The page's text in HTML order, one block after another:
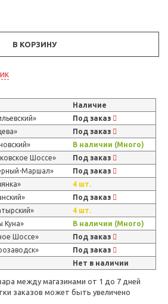
В КОРЗИНУ
Наличие
Под заказ
Под заказ
В наличии (Много)
Шоссе»
Под заказ
Маршал»
Под заказ
4 шт.
Под заказ
4 шт.
Куна»
В наличии (Много)
Шоссе»
Под заказ
Под заказ
Нет в наличии
между магазинами от 1 до 7 дней
заказов может быть увеличено